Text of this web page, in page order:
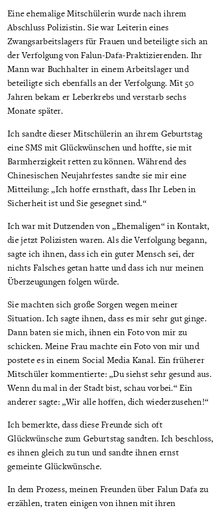
Eine ehemalige Mitschülerin wurde nach ihrem
Abschluss Polizistin. Sie war Leiterin eines
Zwangsarbeitslagers für Frauen und beteiligte sich an
der Verfolgung von Falun-Dafa-Praktizierenden. Ihr
Mann war Buchhalter in einem Arbeitslager und
beteiligte sich ebenfalls an der Verfolgung. Mit 50
Jahren bekam er Leberkrebs und verstarb sechs
Monate später.
Ich sandte dieser Mitschülerin an ihrem Geburtstag
eine SMS mit Glückwünschen und hoffte, sie mit
Barmherzigkeit retten zu können. Während des
Chinesischen Neujahrfestes sandte sie mir eine
Mitteilung: „Ich hoffe ernsthaft, dass Ihr Leben in
Sicherheit ist und Sie gesegnet sind.“
Ich war mit Dutzenden von „Ehemaligen“ in Kontakt,
die jetzt Polizisten waren. Als die Verfolgung begann,
sagte ich ihnen, dass ich ein guter Mensch sei, der
nichts Falsches getan hatte und dass ich nur meinen
Überzeugungen folgen würde.
Sie machten sich große Sorgen wegen meiner
Situation. Ich sagte ihnen, dass es mir sehr gut ginge.
Dann baten sie mich, ihnen ein Foto von mir zu
schicken. Meine Frau machte ein Foto von mir und
postete es in einem Social Media Kanal. Ein früherer
Mitschüler kommentierte: „Du siehst sehr gesund aus.
Wenn du mal in der Stadt bist, schau vorbei.“ Ein
anderer sagte: „Wir alle hoffen, dich wiederzusehen!“
Ich bemerkte, dass diese Freunde sich oft
Glückwünsche zum Geburtstag sandten. Ich beschloss,
es ihnen gleich zu tun und sandte ihnen ernst
gemeinte Glückwünsche.
In dem Prozess, meinen Freunden über Falun Dafa zu
erzählen, traten einigen von ihnen mit ihren